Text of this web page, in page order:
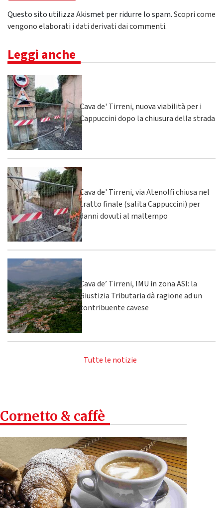
Questo sito utilizza Akismet per ridurre lo spam.Scopri come
vengono elaborati i dati derivati dai commenti.
Leggi anche
Cava de' Tirreni, nuova viabilità per i
Cappuccini dopo la chiusura della strada
Cava de' Tirreni, via Atenolfi chiusa nel
tratto finale (salita Cappuccini) per
danni dovuti al maltempo
Cava de’ Tirreni, IMU in zona ASI: la
Giustizia Tributaria dà ragione ad un
contribuente cavese
Tutte le notizie
Cornetto & caffè